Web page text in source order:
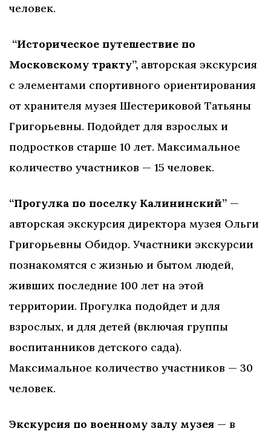
человек.
“Историческое путешествие по
Московскому тракту”, авторская экскурсия
с элементами спортивного ориентирования
от хранителя музея Шестериковой Татьяны
Григорьевны. Подойдет для взрослых и
подростков старше 10 лет. Максимальное
количество участников — 15 человек.
“Прогулка по поселку Калининский” —
авторская экскурсия директора музея Ольги
Григорьевны Обидор. Участники экскурсии
познакомятся с жизнью и бытом людей,
живших последние 100 лет на этой
территории. Прогулка подойдет и для
взрослых, и для детей (включая группы
воспитанников детского сада).
Максимальное количество участников — 30
человек.
Экскурсия по военному залу музея — в